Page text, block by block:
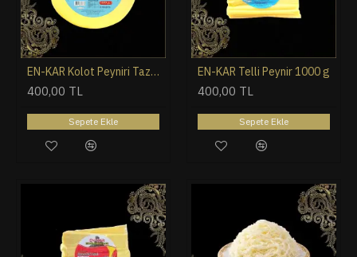
EN-KAR Kolot Peyniri Taze Yarım Yağlı 1000 g
400,00 TL
Sepete Ekle
EN-KAR Telli Peynir 1000 g
400,00 TL
Sepete Ekle